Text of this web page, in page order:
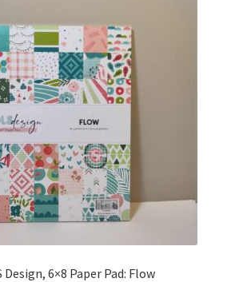
Design, 6×8 Paper Pad: Flow